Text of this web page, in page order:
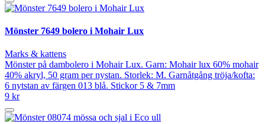
Mönster 7649 bolero i Mohair Lux
Marks & kattens
Mönster på dambolero i Mohair Lux. Garn: Mohair lux 60% mohair
40% akryl, 50 gram per nystan. Storlek: M. Garnåtgång tröja/kofta:
6 nytstan av färgen 013 blå. Stickor 5 & 7mm
9 kr